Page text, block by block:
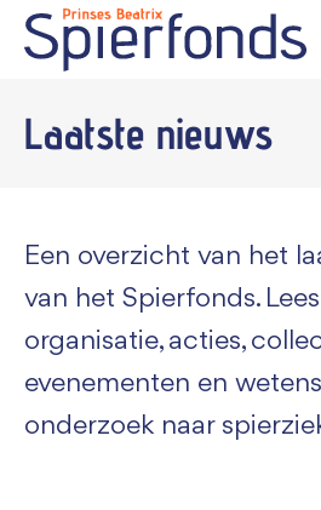
Waar ben je naar op zoek?
Laatste nieuws
Een overzicht van het
van het Spierfonds.
organisatie, acties,
evenementen en
onderzoek naar